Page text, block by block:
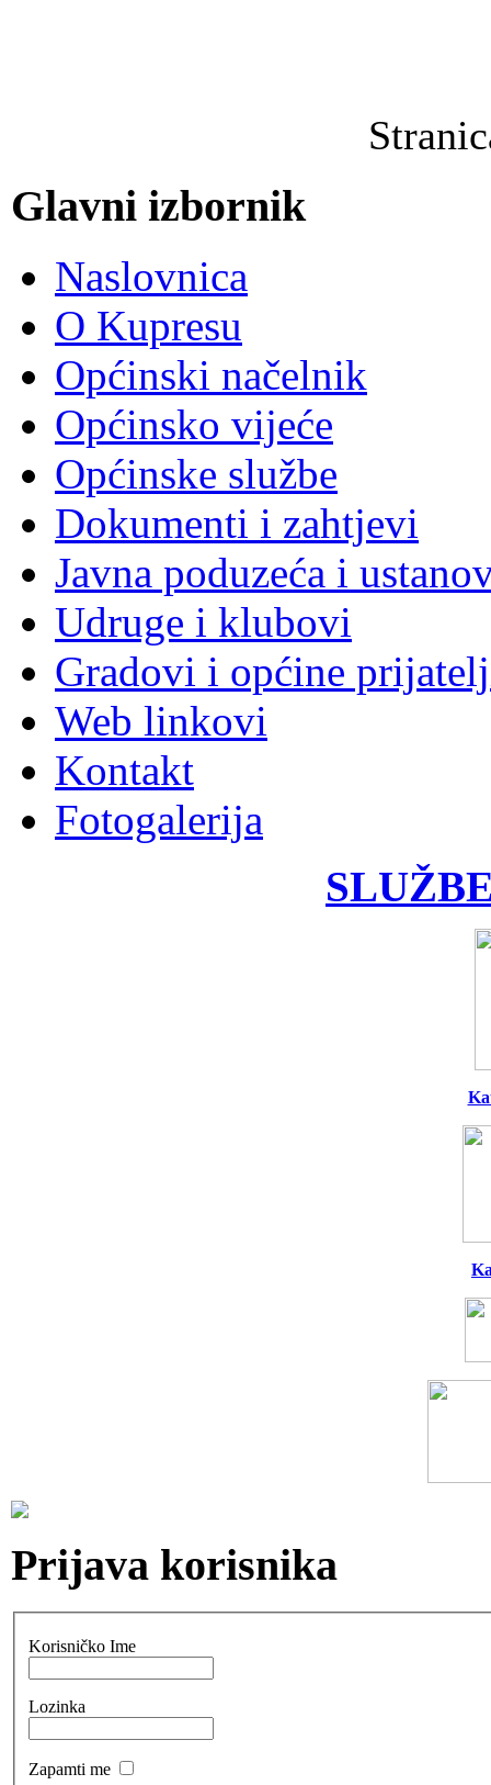
Glavni izbornik
Naslovnica
O Kupresu
Općinski načelnik
Općinsko vijeće
Općinske službe
Dokumenti i zahtjevi
Javna poduzeća i
Udruge i klubovi
Gradovi i općine
Web linkovi
Kontakt
Fotogalerija
Prijava korisnika
Korisničko Ime
Lozinka
Zapamti me